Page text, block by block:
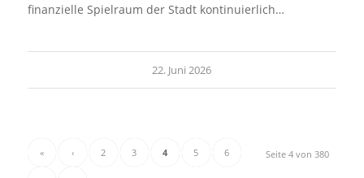
finanzielle Spielraum der Stadt kontinuierlich…
22. Juni 2026
Seite 4 von 380
« ‹ 2 3 4 5 6